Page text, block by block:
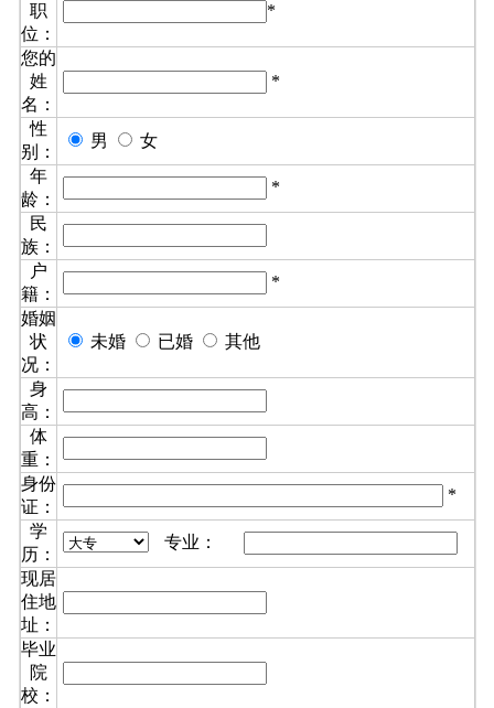
职
位：
*
您的
姓
名：
*
性
别：
男
女
年
龄：
*
民
族：
户
籍：
*
婚姻
状
况：
未婚 已婚 其他
身
高：
体
重：
身份
证：
*
学
历：
专业：
现居
住地
址：
毕业
院
校：